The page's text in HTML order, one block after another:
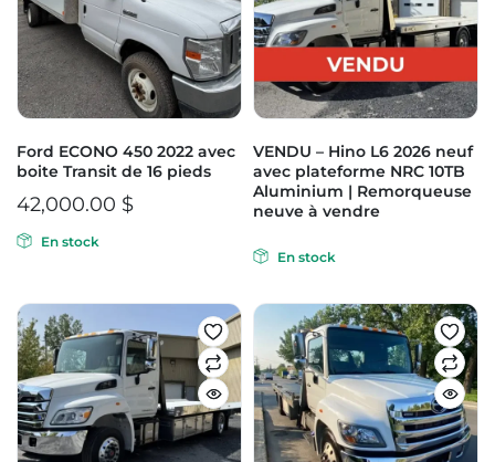
Ford ECONO 450 2022 avec
boite Transit de 16 pieds
42,000.00 $
En stock
VENDU – Hino L6 2026 neuf
avec plateforme NRC 10TB
Aluminium | Remorqueuse
neuve à vendre
En stock